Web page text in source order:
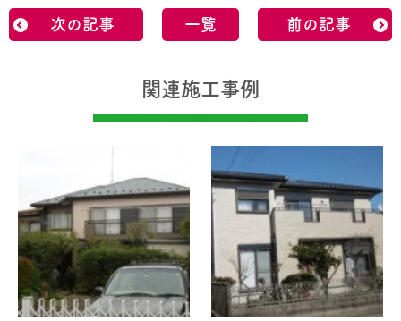
次の記事 一覧 前の記事
関連施工事例